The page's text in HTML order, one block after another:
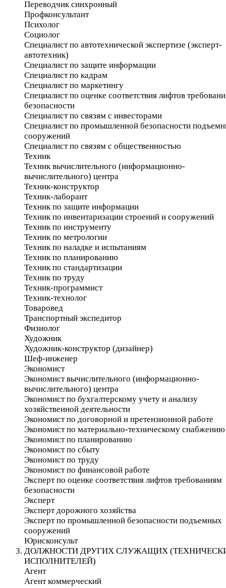
Переводчик синхронный
Профконсультант
Психолог
Социолог
Специалист по автотехнической экспертизе (эксперт-
автотехник)
Специалист по защите информации
Специалист по кадрам
Специалист по маркетингу
Специалист по оценке соответствия лифтов
безопасности
Специалист по связям с инвесторами
Специалист по промышленной безопасности
сооружений
Специалист по связям с общественностью
Техник
Техник вычислительного (информационно-
вычислительного) центра
Техник-конструктор
Техник-лаборант
Техник по защите информации
Техник по инвентаризации строений и сооружений
Техник по инструменту
Техник по метрологии
Техник по наладке и испытаниям
Техник по планированию
Техник по стандартизации
Техник по труду
Техник-программист
Техник-технолог
Товаровед
Транспортный экспедитор
Физиолог
Художник
Художник-конструктор (дизайнер)
Шеф-инженер
Экономист
Экономист вычислительного (информационно-
вычислительного) центра
Экономист по бухгалтерскому учету и анализу
хозяйственной деятельности
Экономист по договорной и претензионной работе
Экономист по материально-техническому снабжению
Экономист по планированию
Экономист по сбыту
Экономист по труду
Экономист по финансовой работе
Эксперт по оценке соответствия лифтов требованиям
безопасности
Эксперт
Эксперт дорожного хозяйства
Эксперт по промышленной безопасности подъемных
сооружений
Юрисконсульт
ДОЛЖНОСТИ ДРУГИХ СЛУЖАЩИХ
ИСПОЛНИТЕЛЕЙ)
Агент
Агент коммерческий